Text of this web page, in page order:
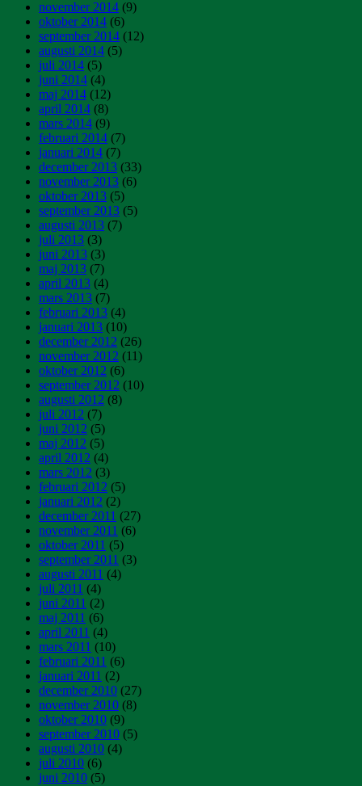
november 2014 (9)
oktober 2014 (6)
september 2014 (12)
augusti 2014 (5)
juli 2014 (5)
juni 2014 (4)
maj 2014 (12)
april 2014 (8)
mars 2014 (9)
februari 2014 (7)
januari 2014 (7)
december 2013 (33)
november 2013 (6)
oktober 2013 (5)
september 2013 (5)
augusti 2013 (7)
juli 2013 (3)
juni 2013 (3)
maj 2013 (7)
april 2013 (4)
mars 2013 (7)
februari 2013 (4)
januari 2013 (10)
december 2012 (26)
november 2012 (11)
oktober 2012 (6)
september 2012 (10)
augusti 2012 (8)
juli 2012 (7)
juni 2012 (5)
maj 2012 (5)
april 2012 (4)
mars 2012 (3)
februari 2012 (5)
januari 2012 (2)
december 2011 (27)
november 2011 (6)
oktober 2011 (5)
september 2011 (3)
augusti 2011 (4)
juli 2011 (4)
juni 2011 (2)
maj 2011 (6)
april 2011 (4)
mars 2011 (10)
februari 2011 (6)
januari 2011 (2)
december 2010 (27)
november 2010 (8)
oktober 2010 (9)
september 2010 (5)
augusti 2010 (4)
juli 2010 (6)
juni 2010 (5)